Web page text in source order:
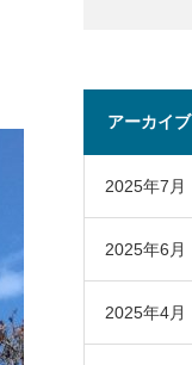
アーカイブ
2025年7月
2025年6月
2025年4月